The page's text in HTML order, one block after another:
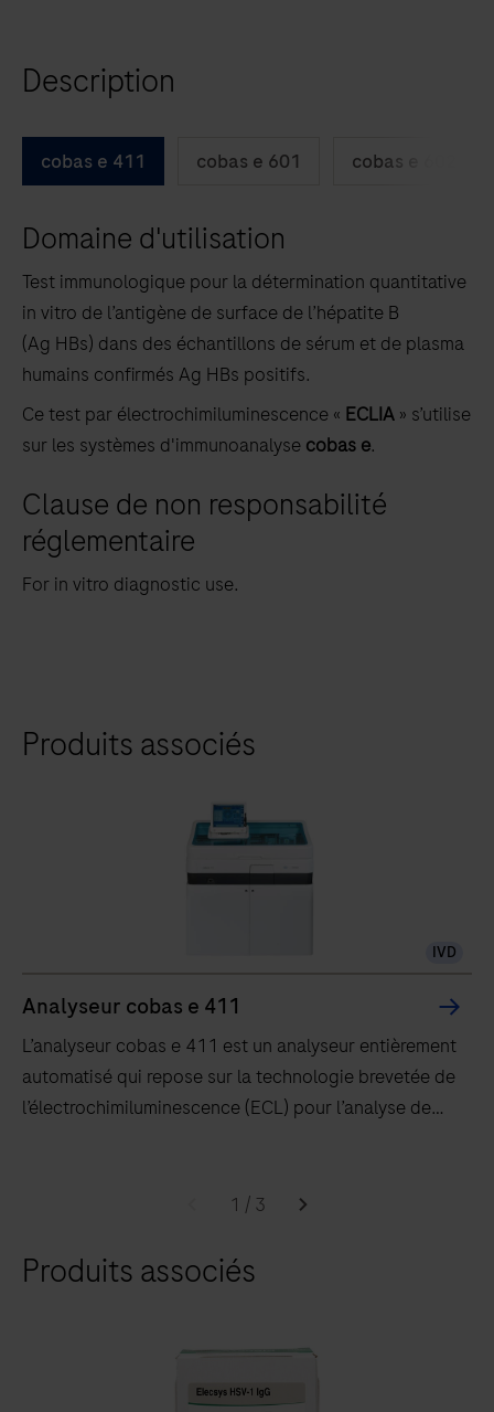
arrow
to
scroll
the
Description
cobas e 411 cobas e 601 cobas e 602
Domaine d'utilisation
Test immunologique pour la détermination quantitative
in vitro de l’antigène de surface de l’hépatite B
(Ag HBs) dans des échantillons de sérum et de plasma
humains confirmés Ag HBs positifs.
Ce test par électrochimiluminescence « ECLIA » s’utilise
sur les systèmes d'immunoanalyse cobas e.
Clause de non responsabilité
réglementaire
For in vitro diagnostic use.
Produits associés
IVD
Analyseur cobas e 411
L’analyseur cobas e 411 est un analyseur entièrement
automatisé qui repose sur la technologie brevetée de
l’électrochimiluminescence (ECL) pour l’analyse de
un
1 / 3
Produits associés